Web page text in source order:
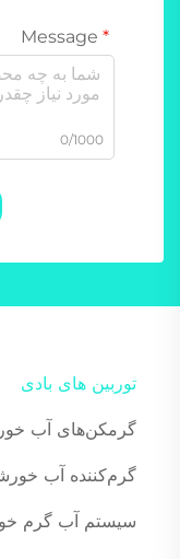
0/1000
توربین های بادی
گرمکن‌های آب
گرم‌کننده آب
سیستم آب گرم